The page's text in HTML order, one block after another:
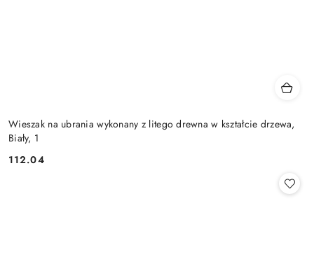
Wieszak na ubrania wykonany z litego drewna w kształcie drzewa,
Biały, 1
Cena:
112.04